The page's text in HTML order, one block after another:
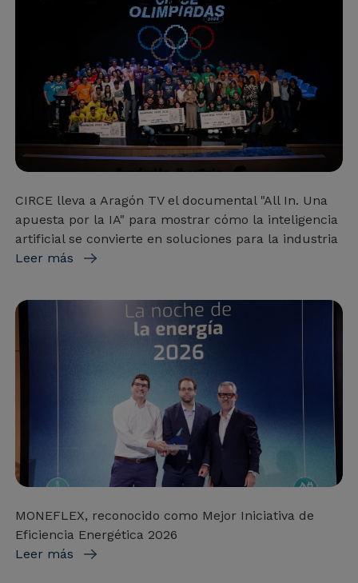
CIRCE lleva a Aragón TV el documental "All In. Una
apuesta por la IA" para mostrar cómo la inteligencia
artificial se convierte en soluciones para la industria
Leer más
MONEFLEX, reconocido como Mejor Iniciativa de
Eficiencia Energética 2026
Leer más